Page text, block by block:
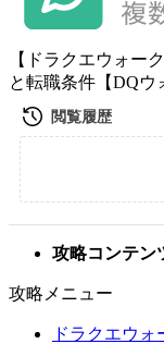
【ドラクエウォー
と転職条件【DQウ
攻略コンテン
攻略メニュー
ドラクエウォ